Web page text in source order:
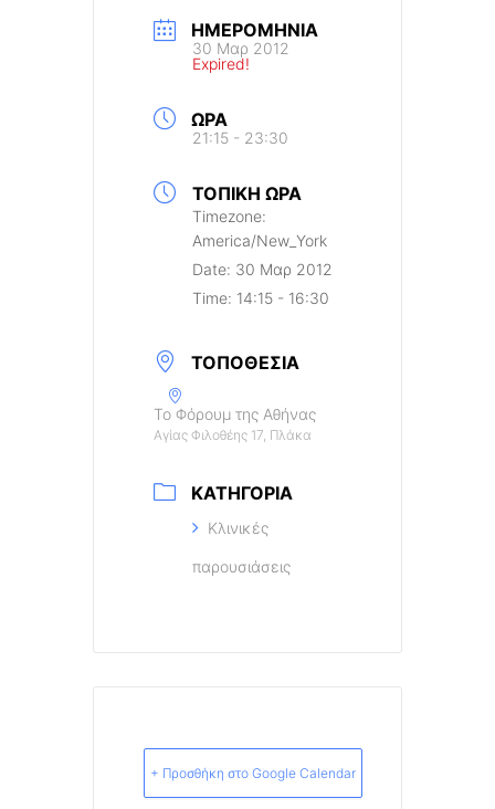
ΗΜΕΡΟΜΗΝΊΑ
30 Μαρ 2012
Expired!
ΏΡΑ
21:15 - 23:30
ΤΟΠΙΚΉ ΏΡΑ
Timezone:
America/New_York
Date: 30 Μαρ 2012
Time: 14:15 - 16:30
ΤΟΠΟΘΕΣΊΑ
Το Φόρουμ της Αθήνας
Αγίας Φιλοθέης 17, Πλάκα
ΚΑΤΗΓΟΡΊΑ
Κλινικές
παρουσιάσεις
+ Προσθήκη στο Google Calendar